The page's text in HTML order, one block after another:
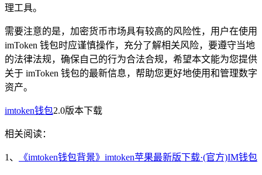
理工具。
需要注意的是，加密货币市场具有较高的风险性，用户在使用
imToken 钱包时应谨慎操作，充分了解相关风险，要遵守当地
的法律法规，确保自己的行为合法合规，希望本文能为您提供
关于 imToken 钱包的最新信息，帮助您更好地使用和管理数字
资产。
imtoken钱包2.0版本下载
相关阅读：
1、 《imtoken钱包背景》imtoken苹果最新版下载·(官方)IM钱包